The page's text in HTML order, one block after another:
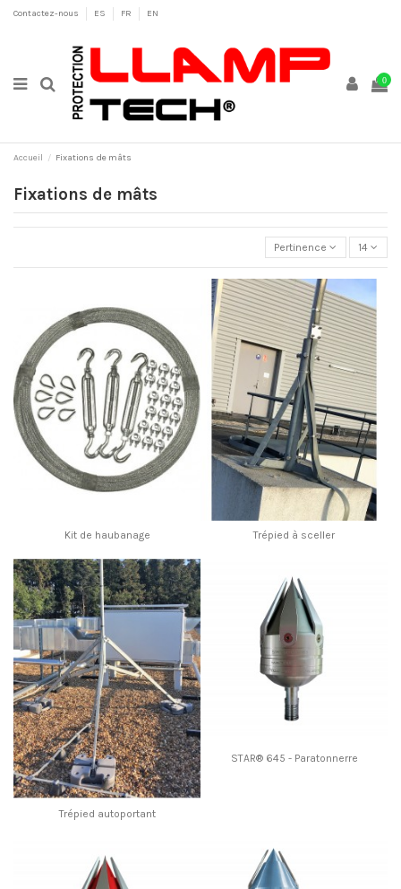
Contactez-nous ES FR EN
0
Accueil Fixations de mâts
Fixations de mâts
Pertinence 14
Kit de haubanage Trépied à sceller
Trépied autoportant
STAR® 645 - Paratonnerre